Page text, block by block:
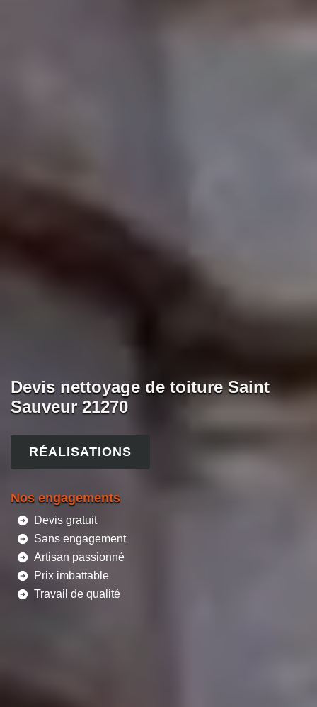
Devis nettoyage de toiture Saint
Sauveur 21270
RÉALISATIONS
Nos engagements
Devis gratuit
Sans engagement
Artisan passionné
Prix imbattable
Travail de qualité